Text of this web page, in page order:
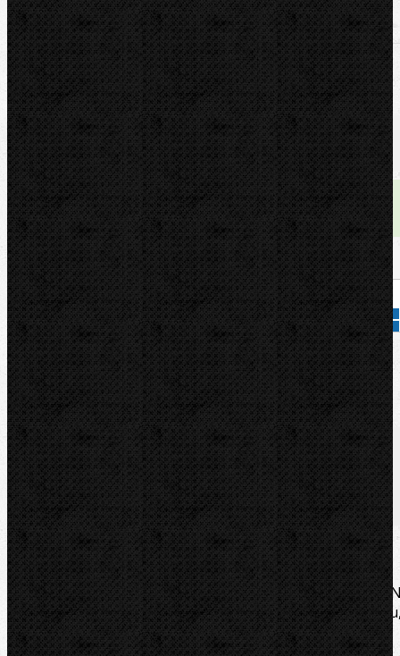
U nás zaplatíte
119,99Kč
U nás zaplatíte s DPH
145,19Kč
Dostupnost:
skladem
Množství:
Přidat do košíku
Kód zboží: 6005-9
Značka:
ZENTEN
Popis
Soubory/Odkazy
Videa
Zařazení
Komentáře (0)
Rozměr: D 19 x w 6,2 x d 5 mm. Do řezáků
Kompakt+ Inox, Cu, Al a jiných producentů. Na Inox,
Al trubky do síly stěny 2,5 mm.